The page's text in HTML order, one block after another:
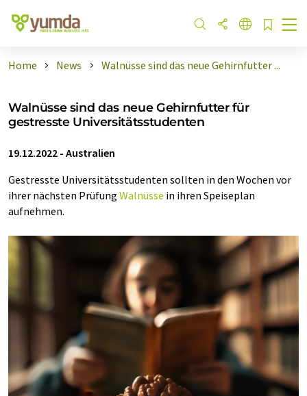
Home News Walnüsse sind das neue Gehirnfutter ...
Walnüsse sind das neue Gehirnfutter für
gestresste Universitätsstudenten
19.12.2022 - Australien
Gestresste Universitätsstudenten sollten in den Wochen vor
ihrer nächsten Prüfung Walnüsse in ihren Speiseplan
aufnehmen.